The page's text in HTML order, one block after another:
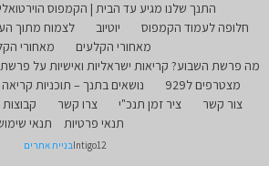
התנך שלנו מגיע עד הבית | הקמפוס הוירטואלי
חלופה לעמוד הקמפוס
יוטיוב לצמוח מתוך
מאחורי הקלעים
מאחורי
מה פרשת השבוע? קריאות ישראליות ואישיות על
מצטרפים ל929
נושאים בתנך – תוכניות קריאה
צור קשר
ציר זמן תנכ"י צרו קשר קבוצות
תנאי פרטיות
תנאי
Intigo12בניית אתרים